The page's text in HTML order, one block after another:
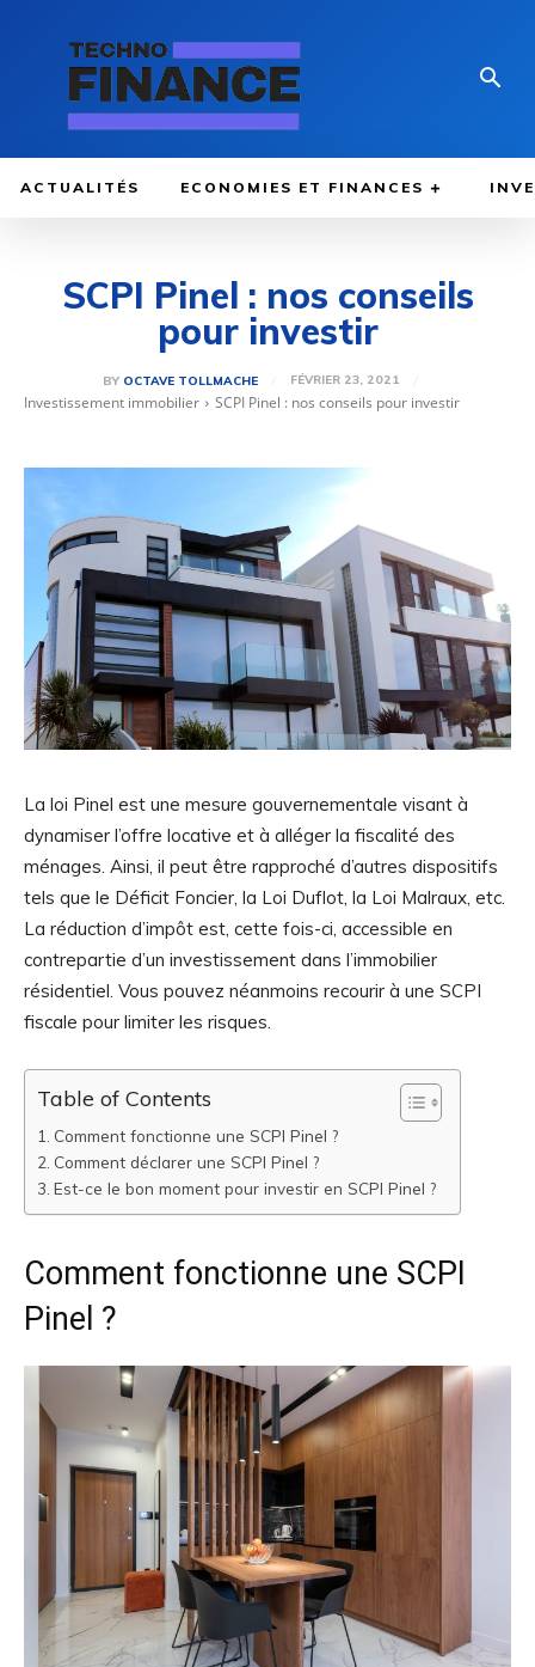
ACTUALITÉS ECONOMIES ET FINANCES
SCPI Pinel : nos conseils
pour investir
BY OCTAVE TOLLMACHE FÉVRIER 23, 2021
Investissement immobilier SCPI Pinel : nos conseils pour investir
La loi Pinel est une mesure gouvernementale visant à
dynamiser l’offre locative et à alléger la fiscalité des
ménages. Ainsi, il peut être rapproché d’autres dispositifs
tels que le Déficit Foncier, la Loi Duflot, la Loi Malraux, etc.
La réduction d’impôt est, cette fois-ci, accessible en
contrepartie d’un investissement dans l’immobilier
résidentiel. Vous pouvez néanmoins recourir à une SCPI
fiscale pour limiter les risques.
Table of Contents
Comment fonctionne une SCPI Pinel ?
Comment déclarer une SCPI Pinel ?
Est-ce le bon moment pour investir en SCPI Pinel ?
Comment fonctionne une SCPI
Pinel ?